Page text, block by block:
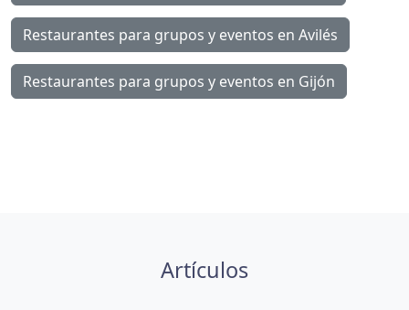
Restaurantes para grupos y eventos en Avilés
Restaurantes para grupos y eventos en Gijón
Artículos